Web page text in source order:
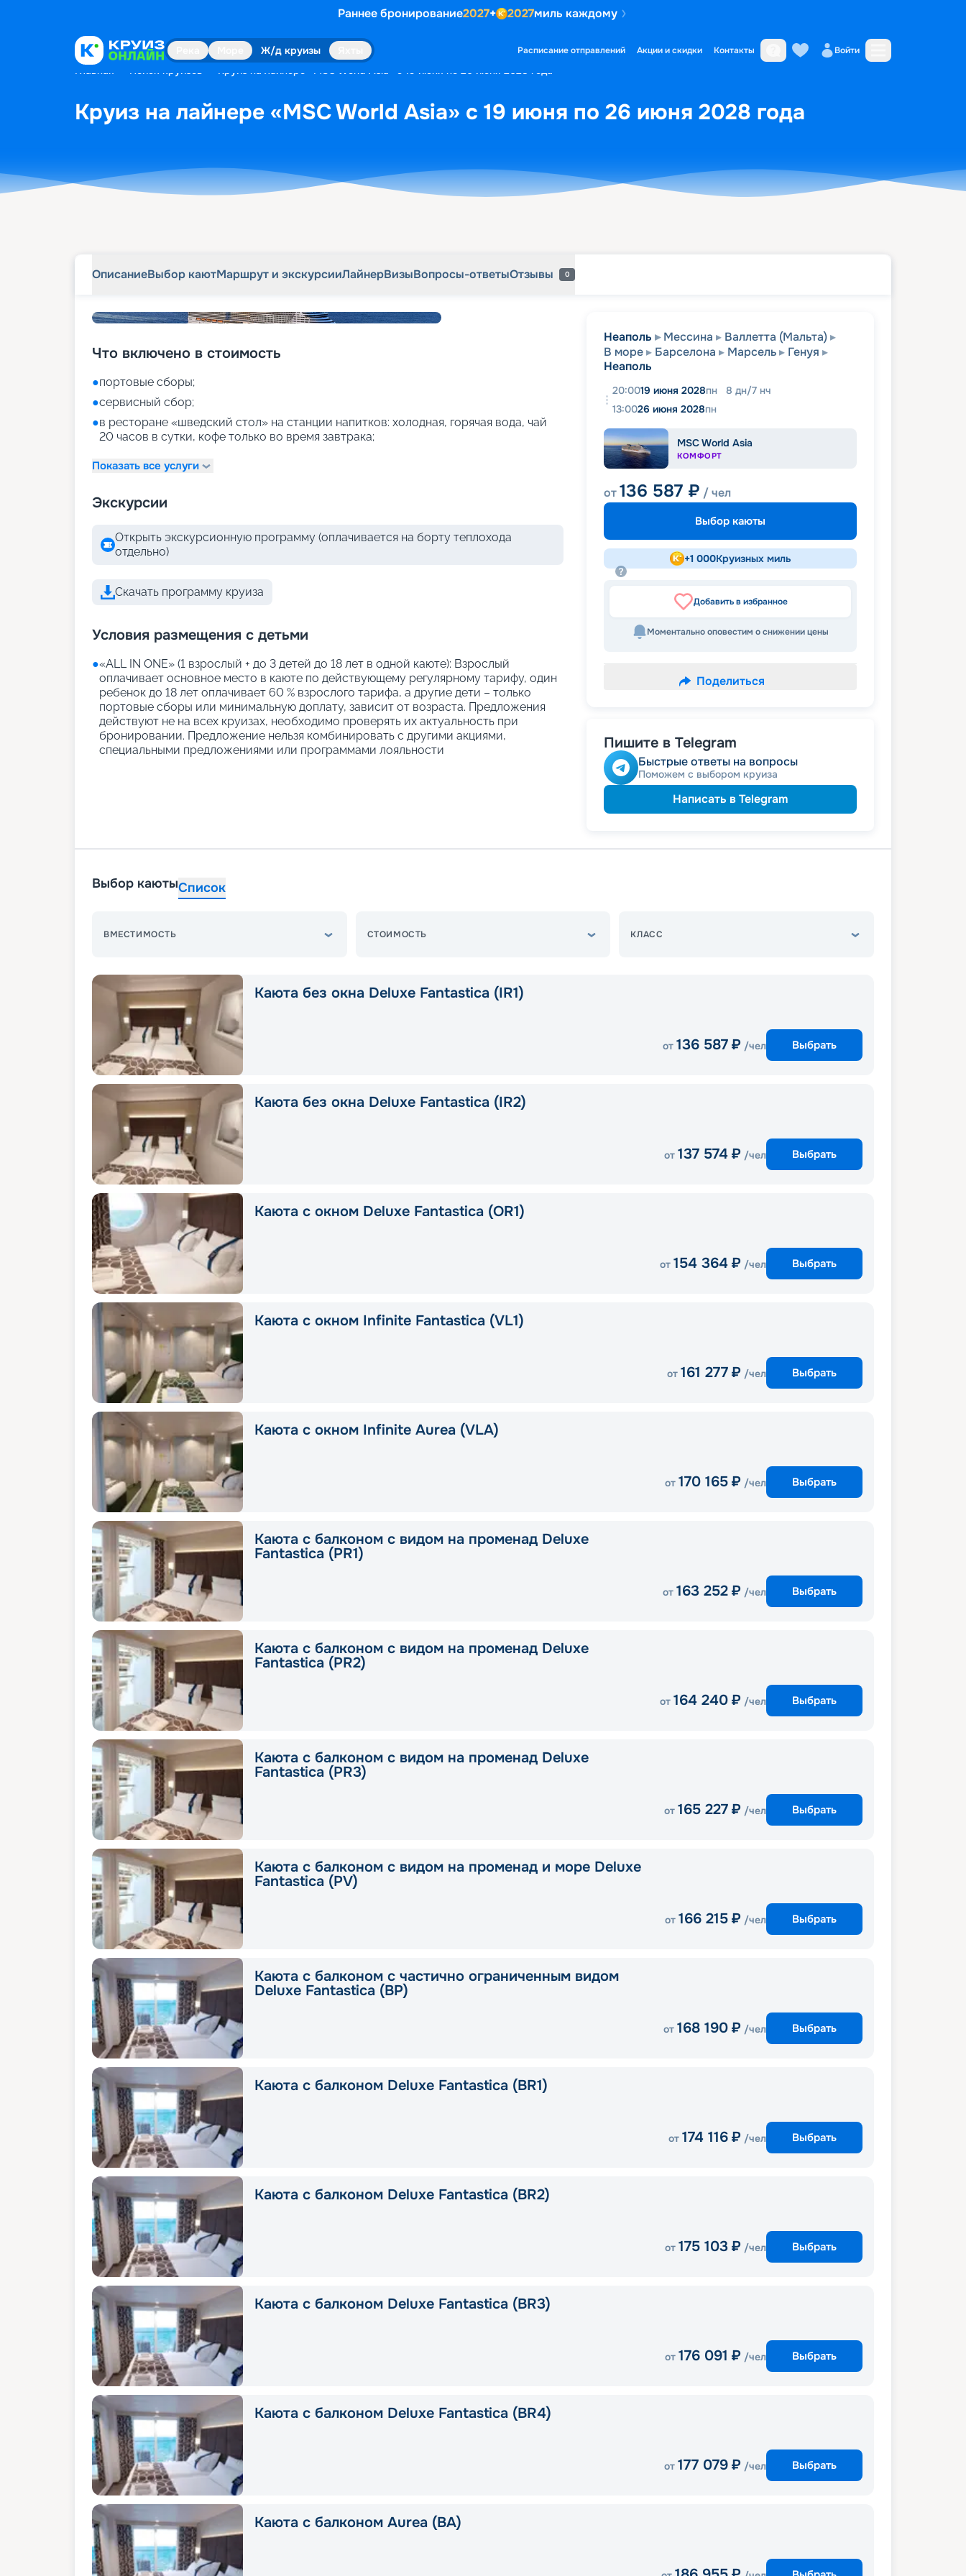
Раннее бронирование2027+ 2027миль каждому
Ж/д круизы Расписание отправлений Акции и скидки Контакты Войти
Главная Поиск круизов Круиз на лайнере «MSC World Asia» с 19 июня по 26 июня 2028 года
Круиз на лайнере «MSC World Asia» с 19 июня по 26 июня 2028 года
ОписаниеВыбор каютМаршрут и экскурсииЛайнерВизыВопросы-ответыОтзывы 0
Что включено в стоимость
●портовые сборы;
●сервисный сбор;
●в ресторане «шведский стол» на станции напитков: холодная, горячая вода, чай
20 часов в сутки, кофе только во время завтрака;
Показать все услуги
Экскурсии
Открыть экскурсионную программу (оплачивается на борту теплохода
отдельно)
Скачать программу круиза
Условия размещения с детьми
●«АLL IN ONE» (1 взрослый + до 3 детей до 18 лет в одной каюте): Взрослый
оплачивает основное место в каюте по действующему регулярному тарифу, один
ребенок до 18 лет оплачивает 60 % взрослого тарифа, а другие дети – только
портовые сборы или минимальную доплату, зависит от возраста. Предложения
действуют не на всех круизах, необходимо проверять их актуальность при
бронировании. Предложение нельзя комбинировать с другими акциями,
специальными предложениями или программами лояльности
Неаполь Мессина
Валлетта (Мальта)
В море
Барселона Марсель
Генуя
Неаполь
20:0019 июня 2028пн 8 дн/7 нч
13:0026 июня 2028пн
MSC World Asia
КОМФОРТ
от136 587 ₽ / чел
Выбор каюты
+1 000Круизных миль
Добавить в избранное
Моментально оповестим о снижении цены
Поделиться
Пишите в Telegram
Быстрые ответы на вопросы
Поможем с выбором круиза
Написать в Telegram
Выбор каютыСписок
ВМЕСТИМОСТЬ СТОИМОСТЬ КЛАСС
Каюта без окна Deluxe Fantastica (IR1)
от 136 587 ₽ /чел Выбрать
Каюта без окна Deluxe Fantastica (IR2)
от 137 574 ₽ /чел Выбрать
Каюта с окном Deluxe Fantastica (OR1)
от 154 364 ₽ /чел Выбрать
Каюта с окном Infinite Fantastica (VL1)
от 161 277 ₽ /чел Выбрать
Каюта с окном Infinite Aurea (VLA)
от 170 165 ₽ /чел Выбрать
Каюта с балконом с видом на променад Deluxe
Fantastica (PR1)
от 163 252 ₽ /чел Выбрать
Каюта с балконом с видом на променад Deluxe
Fantastica (PR2)
от 164 240 ₽ /чел Выбрать
Каюта с балконом с видом на променад Deluxe
Fantastica (PR3)
от 165 227 ₽ /чел Выбрать
Каюта с балконом с видом на променад и море Deluxe
Fantastica (PV)
от 166 215 ₽ /чел Выбрать
Каюта с балконом с частично ограниченным видом
Deluxe Fantastica (BP)
от 168 190 ₽ /чел Выбрать
Каюта с балконом Deluxe Fantastica (BR1)
от 174 116 ₽ /чел Выбрать
Каюта с балконом Deluxe Fantastica (BR2)
от 175 103 ₽ /чел Выбрать
Каюта с балконом Deluxe Fantastica (BR3)
от 176 091 ₽ /чел Выбрать
Каюта с балконом Deluxe Fantastica (BR4)
от 177 079 ₽ /чел Выбрать
Каюта с балконом Aurea (BA)